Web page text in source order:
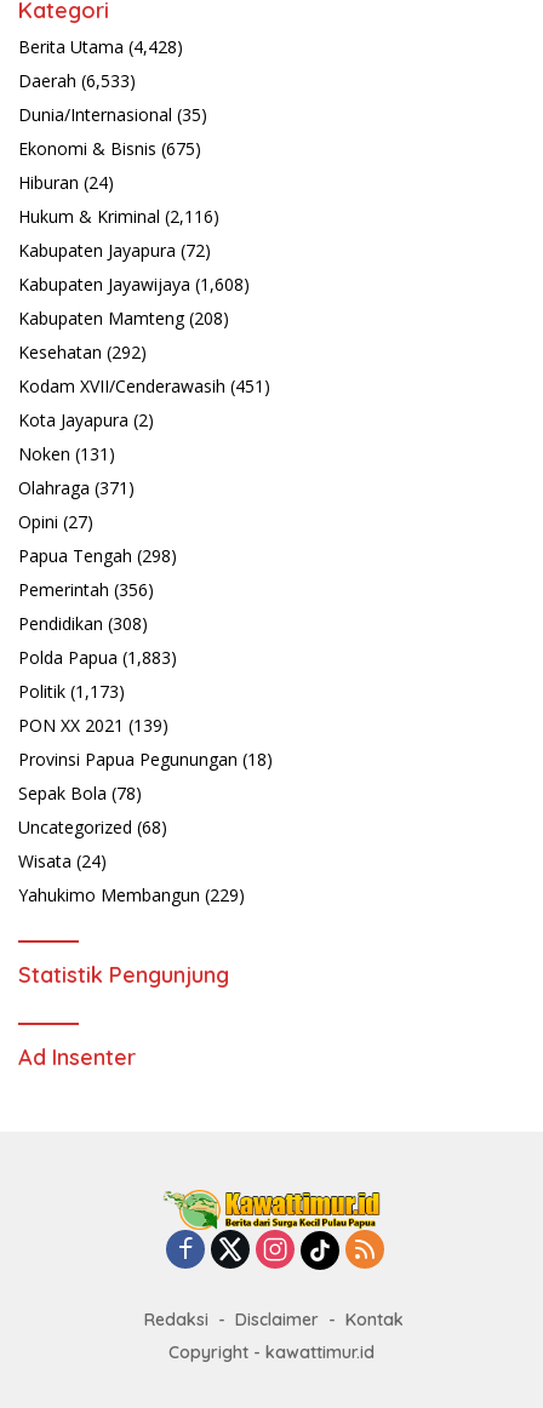
Kategori
Berita Utama (4,428)
Daerah (6,533)
Dunia/Internasional (35)
Ekonomi & Bisnis (675)
Hiburan (24)
Hukum & Kriminal (2,116)
Kabupaten Jayapura (72)
Kabupaten Jayawijaya (1,608)
Kabupaten Mamteng(208)
Kesehatan (292)
Kodam XVII/Cenderawasih (451)
Kota Jayapura (2)
Noken (131)
Olahraga (371)
Opini (27)
Papua Tengah (298)
Pemerintah (356)
Pendidikan (308)
Polda Papua (1,883)
Politik (1,173)
PON XX 2021 (139)
Provinsi Papua Pegunungan (18)
Sepak Bola (78)
Uncategorized (68)
Wisata (24)
Yahukimo Membangun (229)
Statistik Pengunjung
Ad Insenter
Redaksi Disclaimer
Kontak
Copyright - kawattimur.id